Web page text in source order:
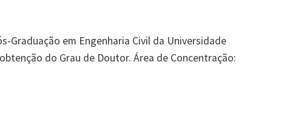
Graduação em Engenharia Civil da Universidade
do Grau de Doutor. Área de Concentração: